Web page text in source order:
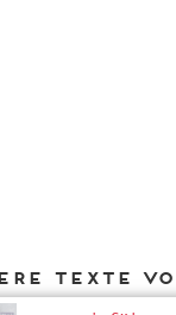
Texte